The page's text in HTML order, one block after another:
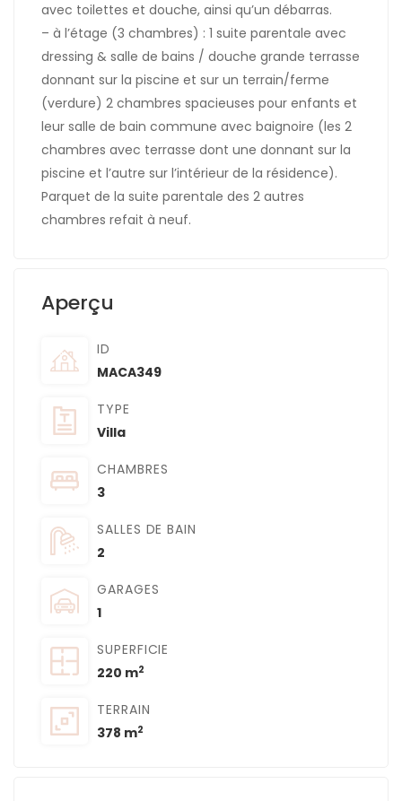
avec toilettes et douche, ainsi qu’un débarras.
– à l’étage (3 chambres) : 1 suite parentale avec
dressing & salle de bains / douche grande terrasse
donnant sur la piscine et sur un terrain/ferme
(verdure) 2 chambres spacieuses pour enfants et
leur salle de bain commune avec baignoire (les 2
chambres avec terrasse dont une donnant sur la
piscine et l’autre sur l’intérieur de la résidence).
Parquet de la suite parentale des 2 autres
chambres refait à neuf.
Aperçu
ID
MACA349
TYPE
Villa
CHAMBRES
3
SALLES DE BAIN
2
GARAGES
1
SUPERFICIE
220 m2
TERRAIN
378 m2